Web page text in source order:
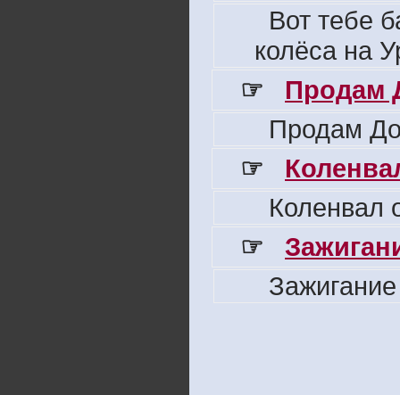
Вот тебе
колёса на
☞
Продам
Продам
☞
Коленвал
☞